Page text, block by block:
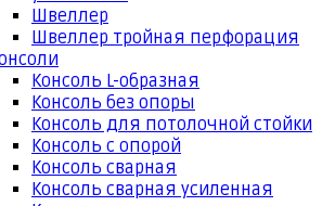
Швеллер
Швеллер тройная перфорация
Консоль L-образная
Консоль без опоры
Консоль для потолочной стойки
Консоль с опорой
Консоль сварная
Консоль сварная усиленная